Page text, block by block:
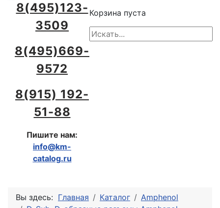
8(495)123-
3509
8(495)669-
9572
8(915) 192-
51-88
Пишите нам:
info@km-
catalog.ru
Корзина пуста
Вы здесь: Главная Каталог
Amphenol